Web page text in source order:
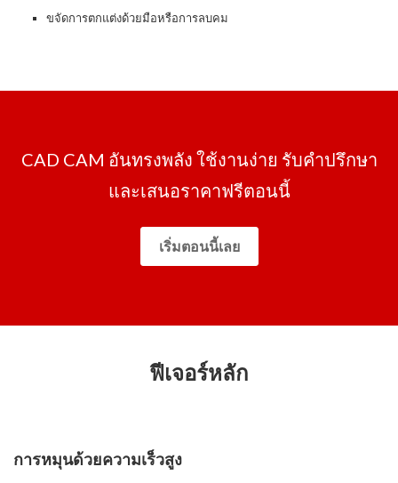
ขจัดการตกแต่งด้วยมือหรือการลบคม
CAD CAM อันทรงพลัง ใช้งานง่าย รับคำปรึกษา
และเสนอราคาฟรีตอนนี้
เริ่มตอนนี้เลย
ฟีเจอร์หลัก
การหมุนด้วยความเร็วสูง